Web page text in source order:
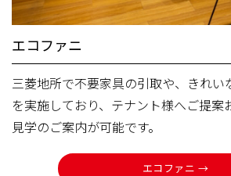
エコファニ
三菱地所で不要家具の引取や、きれい
を実施しており、テナント様へご提案
見学のご案内が可能です。
エコファニ →